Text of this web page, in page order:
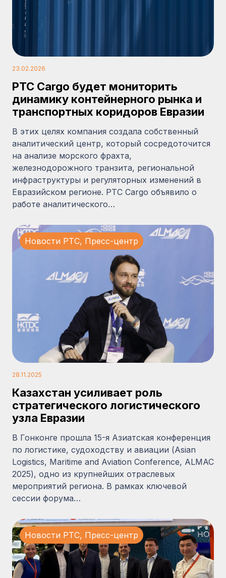
23.02.2026
PTC Cargo будет мониторить
динамику контейнерного рынка и
транспортных коридоров Евразии
В этих целях компания создала собственный
аналитический центр, который сосредоточится
на анализе морского фрахта,
железнодорожного транзита, региональной
инфраструктуры и регуляторных изменений в
Евразийском регионе. PTC Cargo объявило о
работе аналитического…
28.11.2025
Казахстан усиливает роль
стратегического логистического
узла Евразии
В Гонконге прошла 15-я Азиатская конференция
по логистике, судоходству и авиации (Asian
Logistics, Maritime and Aviation Conference, ALMAC
2025), одно из крупнейших отраслевых
мероприятий региона. В рамках ключевой
сессии форума…
Новости PTC, Пресс-центр
Новости PTC, Пресс-центр